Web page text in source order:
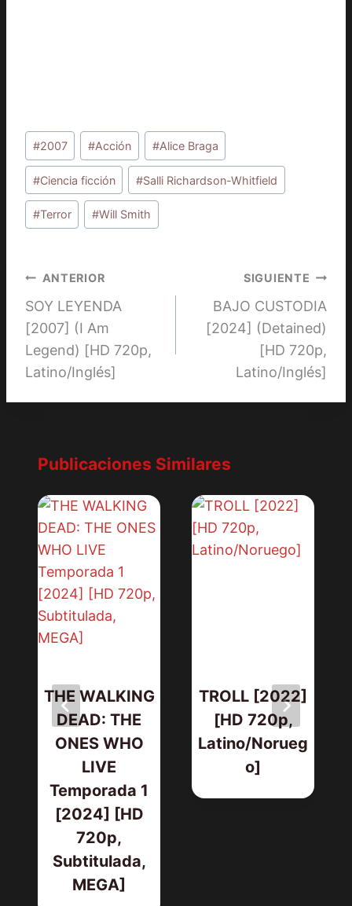
Etiquetas
de
la
entrada:
#2007 #Acción #Alice Braga
#Ciencia ficción #Salli Richardson-Whitfield
#Terror #Will Smith
Navegación
de
entradas
ANTERIOR
SOY LEYENDA
[2007] (I Am
Legend) [HD 720p,
Latino/Inglés]
SIGUIENTE
BAJO CUSTODIA
[2024] (Detained)
[HD 720p,
Latino/Inglés]
Publicaciones Similares
THE WALKING
DEAD: THE
ONES WHO
LIVE
Temporada 1
[2024] [HD
720p,
Subtitulada,
MEGA]
TROLL [2022]
[HD 720p,
Latino/Norueg
o]